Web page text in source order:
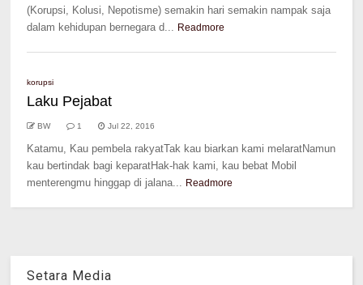
(Korupsi, Kolusi, Nepotisme) semakin hari semakin nampak saja
dalam kehidupan bernegara d... Readmore
korupsi
Laku Pejabat
BW 1 Jul 22, 2016
Katamu, Kau pembela rakyatTak kau biarkan kami melaratNamun
kau bertindak bagi keparatHak-hak kami, kau bebat Mobil
menterengmu hinggap di jalana... Readmore
Setara Media